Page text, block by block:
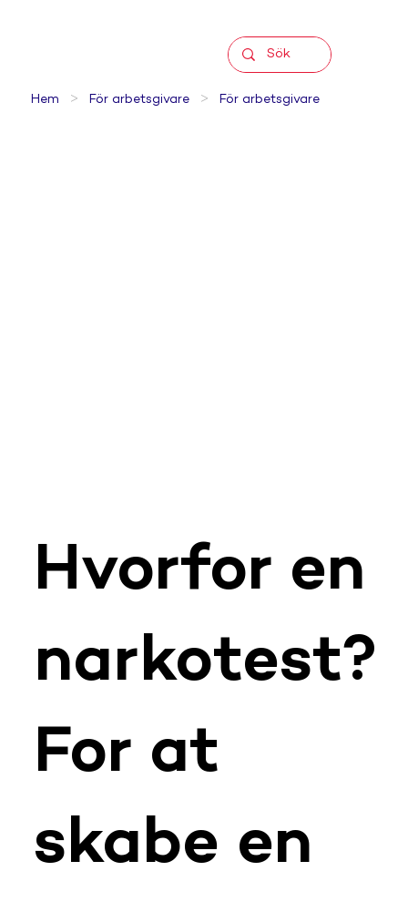
Hem > För arbetsgivare > För arbetsgivare
Hvorfor en
narkotest?
For at
skabe en